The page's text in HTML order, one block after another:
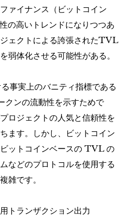
ァイナンス（ビットコイン
の高いトレンドになりつつあ
ェクトによる誇張されたTVL
弱体化させる可能性がある。
事実上のバニティ指標である
ンの流動性を示すためで
ロジェクトの人気と信頼性を
ます。しかし、ビットコイン
ットコインベースの TVL の
などのプロトコルを使用する
雑です。
トランザクション出力